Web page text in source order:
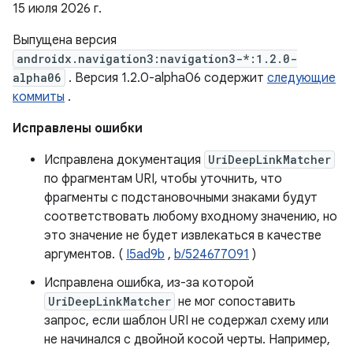
15 июля 2026 г.
Выпущена версия
androidx.navigation3:navigation3-*:1.2.0-
alpha06 . Версия 1.2.0-alpha06 содержит следующие
коммиты .
Исправлены ошибки
Исправлена ​​документация UriDeepLinkMatcher
по фрагментам URI, чтобы уточнить, что
фрагменты с подстановочными знаками будут
соответствовать любому входному значению, но
это значение не будет извлекаться в качестве
аргументов. ( I5ad9b , b/524677091 )
Исправлена ​​ошибка, из-за которой
UriDeepLinkMatcher не мог сопоставить
запрос, если шаблон URI не содержал схему или
не начинался с двойной косой черты. Например,